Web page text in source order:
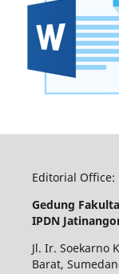
Editorial Office:
Gedung
IPDN
Jl. Ir. Soekarno
Barat,